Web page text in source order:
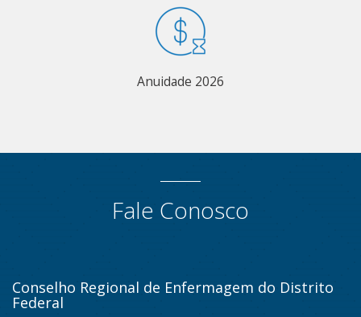
Anuidade 2026
Fale Conosco
Conselho Regional de Enfermagem do Distrito
Federal